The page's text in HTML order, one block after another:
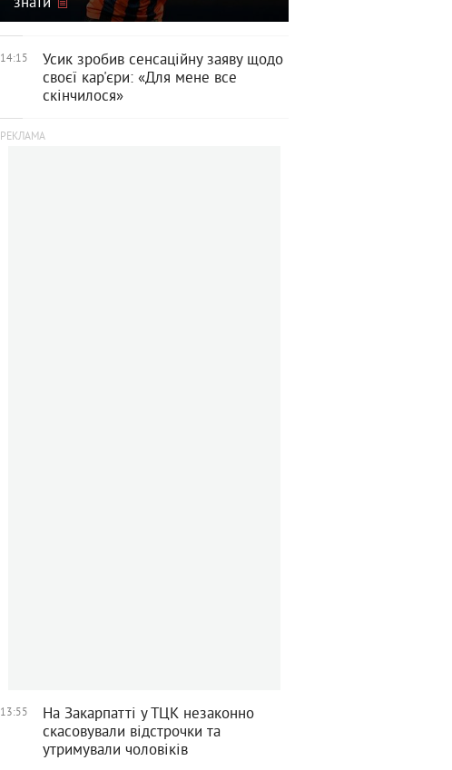
14:15
Усик зробив сенсаційну заяву щодо
своєї кар'єри: «Для мене все
скінчилося»
13:55
На Закарпатті у ТЦК незаконно
скасовували відстрочки та
утримували чоловіків